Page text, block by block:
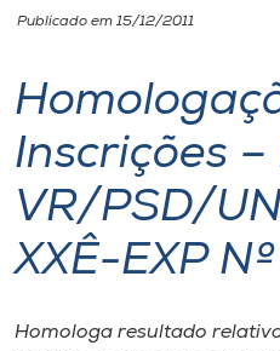
Unoesc
Internacionalização
I.nova
Diplomados
Publicado em 15/12/2011
Inscrições
VR/PSD/
XXÊ-EXP
Homologa resultado